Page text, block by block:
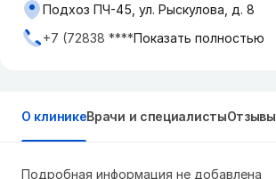
Подхоз ПЧ-45, ул. Рыскулова, д. 8
+7 (72838 ****Показать полностью
О клиникеВрачи и специалистыОтзывы
Подробная информация не добавлена